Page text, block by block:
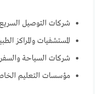
شركات التوصيل
المستشفيات والمراكز
شركات السياحة
مؤسسات التعليم